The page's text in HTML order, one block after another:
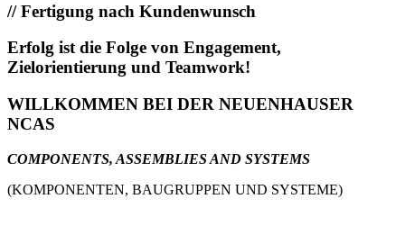
//Fertigung nach Kundenwunsch
Erfolg ist die Folge von Engagement,
Zielorientierung und Teamwork!
WILLKOMMEN BEI DER NEUENHAUSER
NCAS
COMPONENTS, ASSEMBLIES AND SYSTEMS
(KOMPONENTEN, BAUGRUPPEN UND SYSTEME)